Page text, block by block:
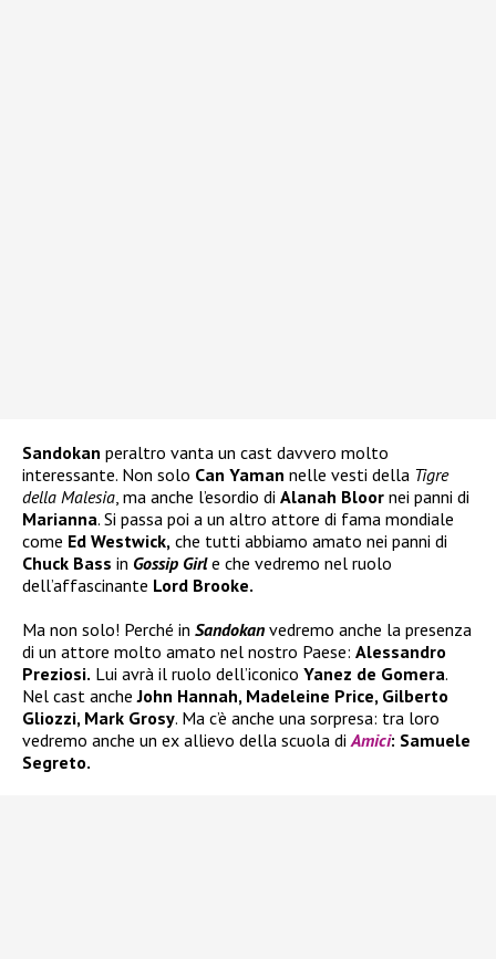
Sandokan peraltro vanta un cast davvero molto
interessante. Non solo Can Yaman nelle vesti della Tigre
della Malesia, ma anche l’esordio di Alanah Bloor nei panni di
Marianna. Si passa poi a un altro attore di fama mondiale
come Ed Westwick, che tutti abbiamo amato nei panni di
Chuck Bass in Gossip Girle che vedremo nel ruolo
dell’affascinante Lord Brooke.
Ma non solo! Perché in Sandokan vedremo anche la presenza
di un attore molto amato nel nostro Paese: Alessandro
Preziosi. Lui avrà il ruolo dell’iconico Yanez de Gomera.
Nel cast ancheJohn Hannah, Madeleine Price, Gilberto
Gliozzi, Mark Grosy. Ma c’è anche una sorpresa: tra loro
vedremo anche un ex allievo della scuola diAmici: Samuele
Segreto.